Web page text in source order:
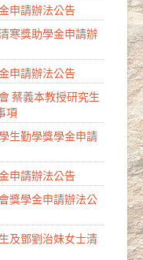
申請辦法公告
寒獎助學金申請辦
申請辦法公告
蔡義本教授研究生
項
生勤學獎學金申請
申請辦法公告
獎學金申請辦法公
及鄧劉治妹女士清